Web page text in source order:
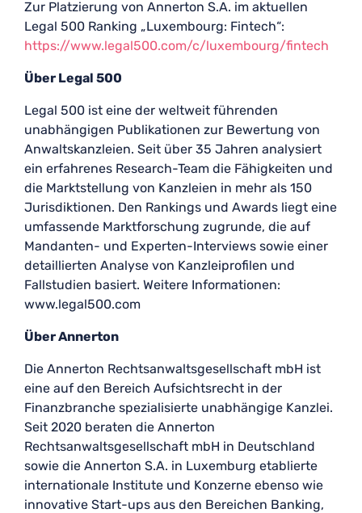
Zur Platzierung von Annerton S.A. im aktuellen
Legal 500 Ranking „Luxembourg: Fintech“:
https://www.legal500.com/c/luxembourg/fintech
Über Legal 500
Legal 500 ist eine der weltweit führenden
unabhängigen Publikationen zur Bewertung von
Anwaltskanzleien. Seit über 35 Jahren analysiert
ein erfahrenes Research-Team die Fähigkeiten und
die Marktstellung von Kanzleien in mehr als 150
Jurisdiktionen. Den Rankings und Awards liegt eine
umfassende Marktforschung zugrunde, die auf
Mandanten- und Experten-Interviews sowie einer
detaillierten Analyse von Kanzleiprofilen und
Fallstudien basiert. Weitere Informationen:
www.legal500.com
Über Annerton
Die Annerton Rechtsanwaltsgesellschaft mbH ist
eine auf den Bereich Aufsichtsrecht in der
Finanzbranche spezialisierte unabhängige Kanzlei.
Seit 2020 beraten die Annerton
Rechtsanwaltsgesellschaft mbH in Deutschland
sowie die Annerton S.A. in Luxemburg etablierte
internationale Institute und Konzerne ebenso wie
innovative Start-ups aus den Bereichen Banking,